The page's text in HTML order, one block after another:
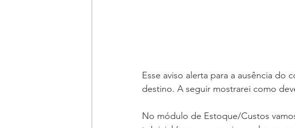
Esse aviso alerta para a ausência
destino. A seguir mostrarei como
No módulo de Estoque/Custos